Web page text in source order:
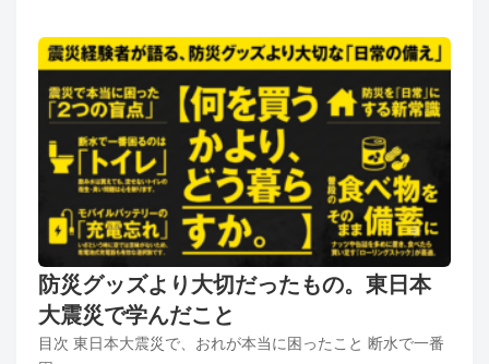
防災グッズより大切だったもの。東日本
大震災で学んだこと
目次 東日本大震災で、おれが本当に困ったこと 断水で一番